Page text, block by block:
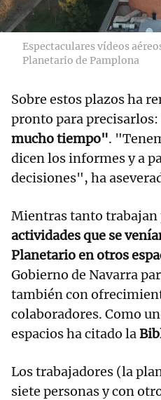
Espectaculares vídeos
Planetario de Pamplona
Sobre estos plazos ha
pronto para precisarlos:
mucho tiempo".
dicen los informes y a
decisiones", ha
Mientras tanto trabajan
actividades que se
Planetario en otros
Gobierno de Navarra
también con
colaboradores. Como
espacios ha citado la
Los trabajadores (la
siete personas y con